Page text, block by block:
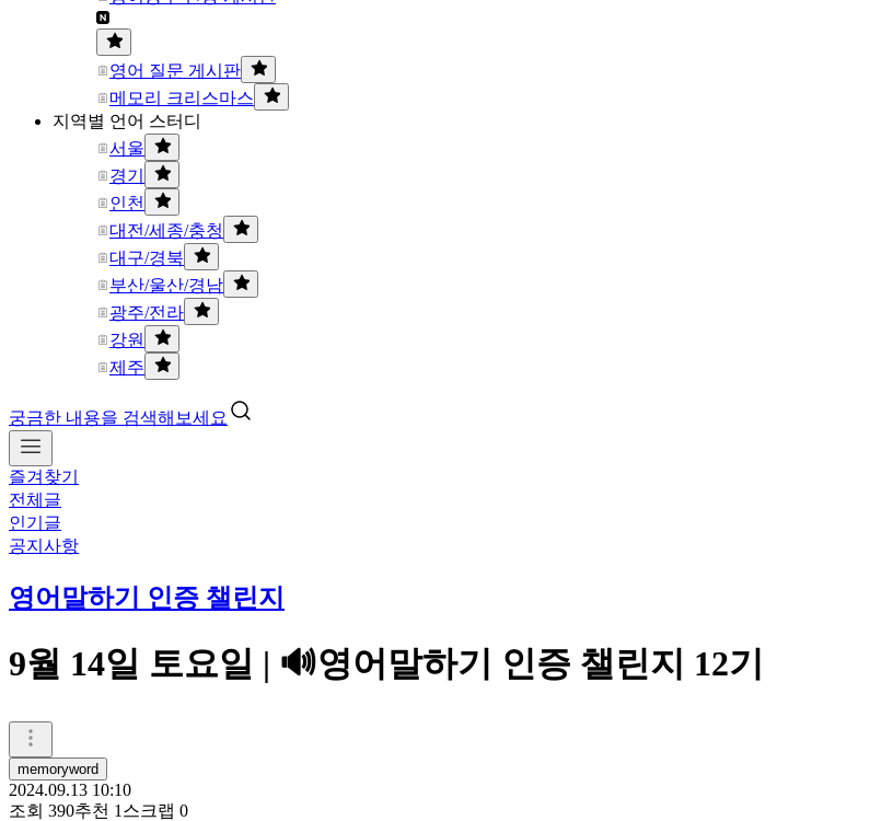
영어 질문 게시판
메모리 크리스마스
지역별 언어 스터디
서울
경기
인천
대전/세종/충청
대구/경북
부산/울산/경남
광주/전라
강원
제주
궁금한 내용을 검색해보세요
즐겨찾기
전체글
인기글
공지사항
영어말하기 인증 챌린지
9월 14일 토요일 | 🔊영어말하기 인증 챌린지 12기
memoryword
2024.09.13 10:10
조회 390추천 1 스크랩 0